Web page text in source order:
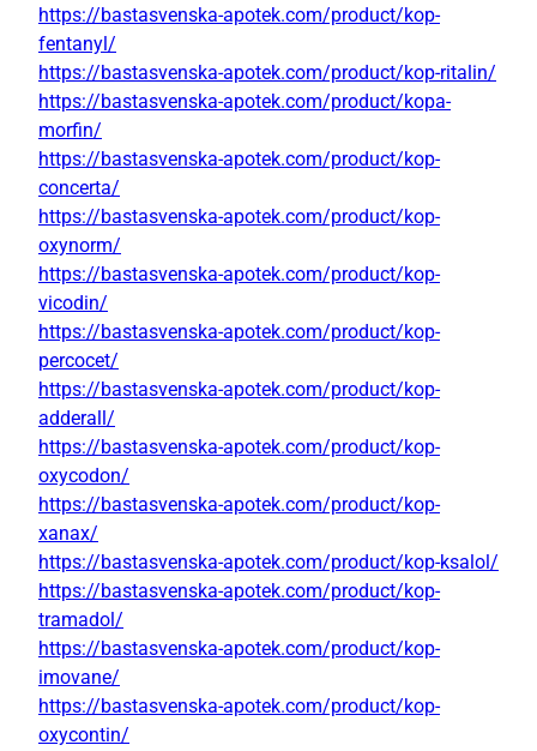
https://bastasvenska-apotek.com/product/kop-
fentanyl/
https://bastasvenska-apotek.com/product/kop-ritalin/
https://bastasvenska-apotek.com/product/kopa-
morfin/
https://bastasvenska-apotek.com/product/kop-
concerta/
https://bastasvenska-apotek.com/product/kop-
oxynorm/
https://bastasvenska-apotek.com/product/kop-
vicodin/
https://bastasvenska-apotek.com/product/kop-
percocet/
https://bastasvenska-apotek.com/product/kop-
adderall/
https://bastasvenska-apotek.com/product/kop-
oxycodon/
https://bastasvenska-apotek.com/product/kop-
xanax/
https://bastasvenska-apotek.com/product/kop-ksalol/
https://bastasvenska-apotek.com/product/kop-
tramadol/
https://bastasvenska-apotek.com/product/kop-
imovane/
https://bastasvenska-apotek.com/product/kop-
oxycontin/